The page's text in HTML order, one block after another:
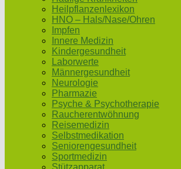
Heilpflanzenlexikon
HNO – Hals/Nase/Ohren
Impfen
Innere Medizin
Kindergesundheit
Laborwerte
Männergesundheit
Neurologie
Pharmazie
Psyche & Psychotherapie
Raucherentwöhnung
Reisemedizin
Selbstmedikation
Seniorengesundheit
Sportmedizin
Stützapparat